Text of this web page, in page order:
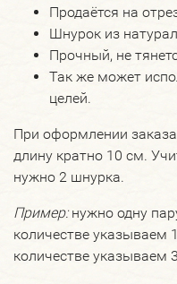
Продаётся на
Шнурок из
Прочный, не
Так же может
целей.
При оформлении
длину кратно 10 см.
нужно 2 шнурка.
Пример:нужно одну
количестве
количестве указываем